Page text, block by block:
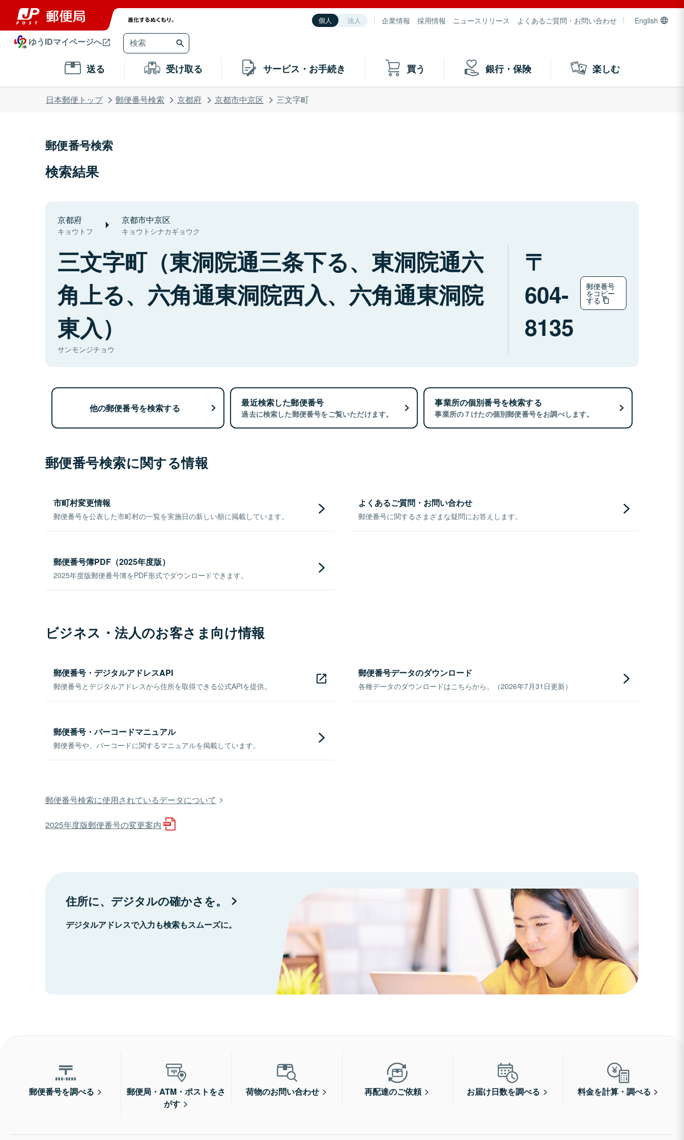
個人 法人 企業情報 採用情報 ニュースリリース よくあるご質問・お問い合わせ English
ゆうIDマイページへ
送る 受け取る サービス・お手続き 買う 銀行・保険 楽しむ
日本郵便トップ 郵便番号検索 京都府 京都市中京区 三文字町
郵便番号検索
検索結果
京都府
キョウトフ
京都市中京区
キョウトシナカギョウク
三文字町（東洞院通三条下る、東洞院通六
角上る、六角通東洞院西入、六角通東洞院
東入）
サンモンジチョウ
604-
8135
郵便番号
をコピー
する
他の郵便番号を検索する 最近検索した郵便番号
過去に検索した郵便番号をご覧いただけます。
事業所の個別番号を検索する
事業所の７けたの個別郵便番号をお調べします。
郵便番号検索に関する情報
市町村変更情報
郵便番号を公表した市町村の一覧を実施日の新しい順に掲載しています。
よくあるご質問・お問い合わせ
郵便番号に関するさまざまな疑問にお答えします。
郵便番号簿PDF（2025年度版）
2025年度版郵便番号簿をPDF形式でダウンロードできます。
ビジネス・法人のお客さま向け情報
郵便番号・デジタルアドレスAPI
郵便番号とデジタルアドレスから住所を取得できる公式APIを提供。
郵便番号データのダウンロード
各種データのダウンロードはこちらから。（2026年7月31日更新）
郵便番号・バーコードマニュアル
郵便番号や、バーコードに関するマニュアルを掲載しています。
郵便番号検索に使用されているデータについて
2025年度版郵便番号の変更案内
住所に、デジタルの確かさを。
デジタルアドレスで入力も検索もスムーズに。
郵便番号を調べる
郵便局・ATM・ポストをさ
がす
荷物のお問い合わせ 再配達のご依頼 お届け日数を調べる 料金を計算・調べる